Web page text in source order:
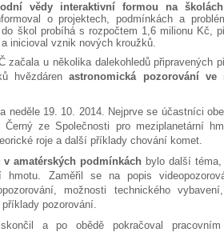
vědy interaktivní formou na školách
o projektech, podmínkách a
škol probíhá s rozpočtem 1,6 milionu Kč,
inicioval vznik nových kroužků.
začala u několika dalekohledů připravených
hvězdárenastronomická pozorování ve
neděle 19. 10. 2014. Nejprve se účastníci
ze Společnosti pro meziplanetární
roje a další příklady chování komet.
amatérských podmínkách bylo další
hmotu. Zaměřil se na popis
možnosti technického
pozorování.
a po obědě pokračoval